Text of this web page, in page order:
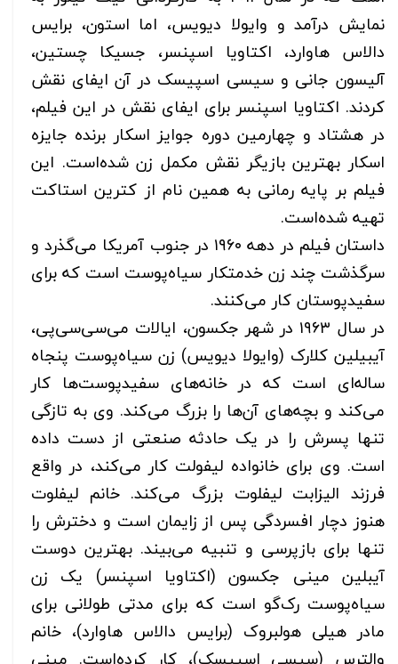
نمایش درآمد و وایولا دیویس، اما استون، برایس
دالاس هاوارد، اکتاویا اسپنسر، جسیکا چستین،
آلیسون جانی و سیسی اسپیسک در آن ایفای نقش
کردند. اکتاویا اسپنسر برای ایفای نقش در این فیلم،
در هشتاد و چهارمین دوره جوایز اسکار برنده جایزه
اسکار بهترین بازیگر نقش مکمل زن شده‌است. این
فیلم بر پایه رمانی به همین نام از کترین استاکت
تهیه شده‌است.
داستان فیلم در دهه ۱۹۶۰ در جنوب آمریکا می‌گذرد و
سرگذشت چند زن خدمتکار سیاه‌پوست است که برای
سفیدپوستان کار می‌کنند.
در سال ۱۹۶۳ در شهر جکسون، ایالات می‌سی‌سی‌پی،
آیبیلین کلارک (وایولا دیویس) زن سیاه‌پوست پنجاه
ساله‌ای است که در خانه‌های سفیدپوست‌ها کار
می‌کند و بچه‌های آن‌ها را بزرگ می‌کند. وی به تازگی
تنها پسرش را در یک حادثه صنعتی از دست داده
است. وی برای خانواده لیفولت کار می‌کند، در واقع
فرزند الیزابت لیفلوت بزرگ می‌کند. خانم لیفلوت
هنوز دچار افسردگی پس از زایمان است و دخترش را
تنها برای بازپرسی و تنبیه می‌بیند. بهترین دوست
آیبلین مینی جکسون (اکتاویا اسپنسر) یک زن
سیاه‌پوست رک‌گو است که برای مدتی طولانی برای
مادر هیلی هولبروک (برایس دالاس هاوارد)، خانم